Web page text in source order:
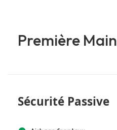
Première Main
Sécurité Passive